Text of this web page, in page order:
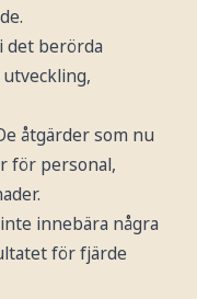
det berörda
åtgärder som nu
för personal,
innebära några
för fjärde